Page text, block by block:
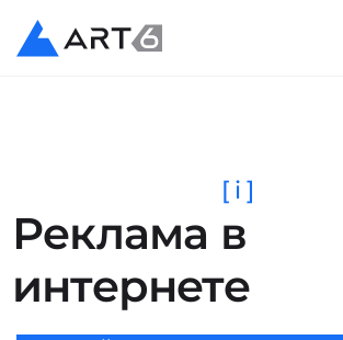
Реклама в
интернете
[ i ]